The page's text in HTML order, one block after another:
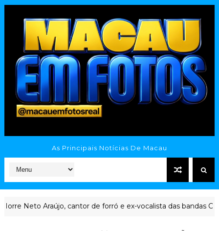
As Principais Notícias De Macau
cantor de forró e ex-vocalista das bandas Cavaleiros do